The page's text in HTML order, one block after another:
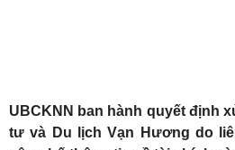
UBCKNN ban hành quyết định
tư và Du lịch Vạn Hương do